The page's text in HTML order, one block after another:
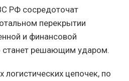
РФ сосредоточат
перекрытии
и финансовой
станет решающим ударом.
цепочек, по